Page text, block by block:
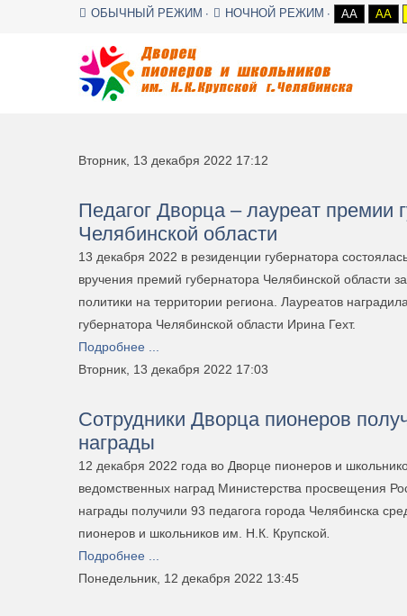
ОБЫЧНЫЙ РЕЖИМ НОЧНОЙ РЕЖИМ AA AA
Вторник, 13 декабря 2022 17:12
Педагог Дворца – лауреат премии
Челябинской области
13 декабря 2022 в резиденции губернатора
вручения премий губернатора Челябинской области
политики на территории региона. Лауреатов
губернатора Челябинской области Ирина Гехт.
Подробнее ...
Вторник, 13 декабря 2022 17:03
Сотрудники Дворца пионеров
награды
12 декабря 2022 года во Дворце пионеров и
ведомственных наград Министерства просвещения
награды получили 93 педагога города Челябинска
пионеров и школьников им. Н.К. Крупской
Подробнее ...
Понедельник, 12 декабря 2022 13:45